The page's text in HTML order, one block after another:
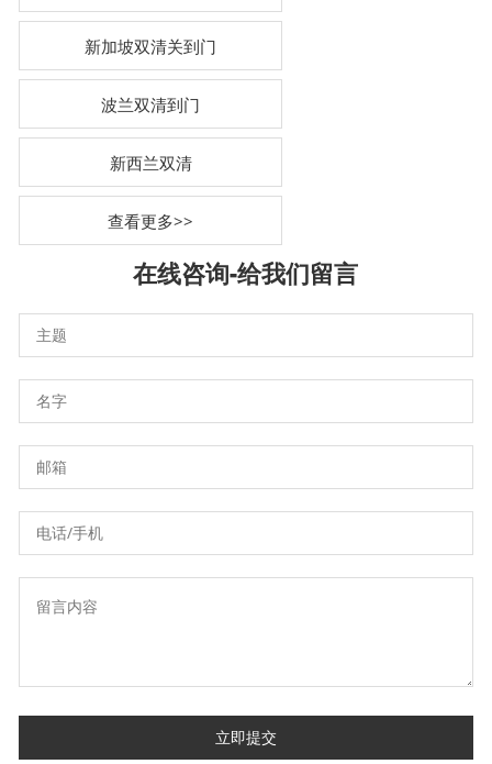
新加坡双清关到门
波兰双清到门
新西兰双清
查看更多>>
在线咨询-给我们留言
立即提交